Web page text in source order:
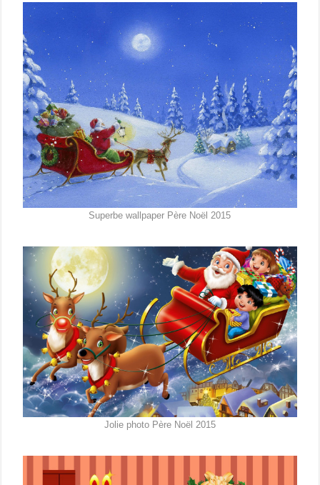
Superbe wallpaper Père Noël 2015
Jolie photo Père Noël 2015